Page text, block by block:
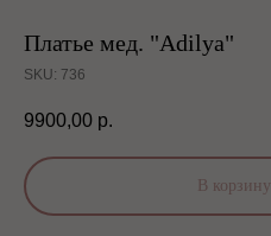
Платье мед. "Adilya"
SKU: 736
9900,00 р.
В корзину